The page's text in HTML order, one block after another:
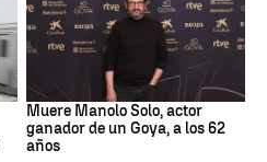
Actor
Muere Manolo Solo, actor
ganador de un Goya, a los 62
años